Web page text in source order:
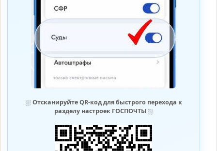
⛆ Отсканируйте QR-код для быстрого перехода к
разделу настроек ГОСПОЧТЫ⛆